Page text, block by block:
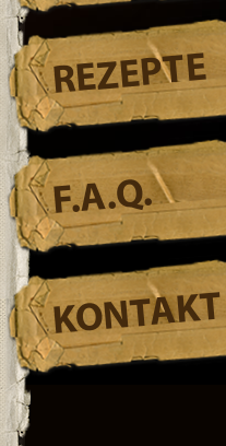
REZEPTE
F.A.Q.
KONTAKT